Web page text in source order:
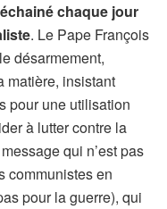
chaque jour
. Le Pape François
désarmement,
matière, insistant
pour une utilisation
à lutter contre la
qui n’est pas
communistes en
pour la guerre), qui